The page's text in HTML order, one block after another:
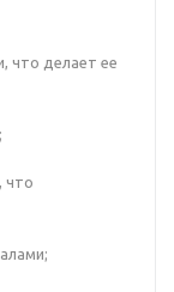
что делает ее
что